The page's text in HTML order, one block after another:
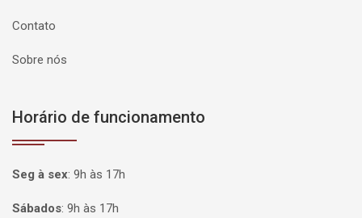
Contato
Sobre nós
Horário de funcionamento
Seg à sex: 9h às 17h
Sábados: 9h às 17h